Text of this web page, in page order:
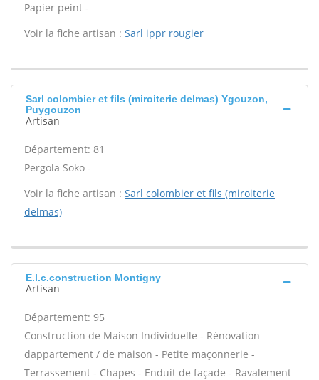
Papier peint -
Voir la fiche artisan : Sarl ippr rougier
Sarl colombier et fils (miroiterie delmas) Ygouzon,
Puygouzon
Artisan
Département: 81
Pergola Soko -
Voir la fiche artisan : Sarl colombier et fils (miroiterie
delmas)
E.l.c.construction Montigny
Artisan
Département: 95
Construction de Maison Individuelle - Rénovation
dappartement / de maison - Petite maçonnerie -
Terrassement - Chapes - Enduit de façade - Ravalement